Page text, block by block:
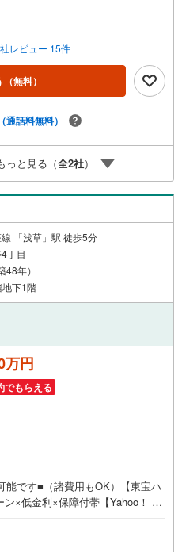
る「Yahoo！ 不動産 物件ご成約
ります。「資料をもらう」「見
お問い合わせください。※必ずY
ンしてください。※PayPayボー
はできません。ご案内・詳細な資
うぞ♪お電話でのお問い合わせも
レビュー 15件
（無料）
（通話料無料）
っと見る（全2社）
「浅草」駅 徒歩5分
丁目
年）
下1階
万円
でもらえる
能です■（諸費用もOK）【東宝ハ
×低金利×保障付帯【Yahoo！ 不
る「Yahoo！ 不動産 物件ご成約